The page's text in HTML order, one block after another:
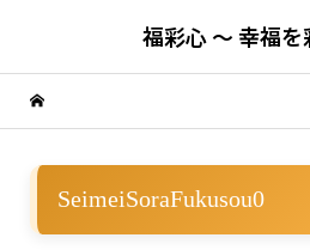
福彩心 ～ 幸福を
SeimeiSoraFukusou0